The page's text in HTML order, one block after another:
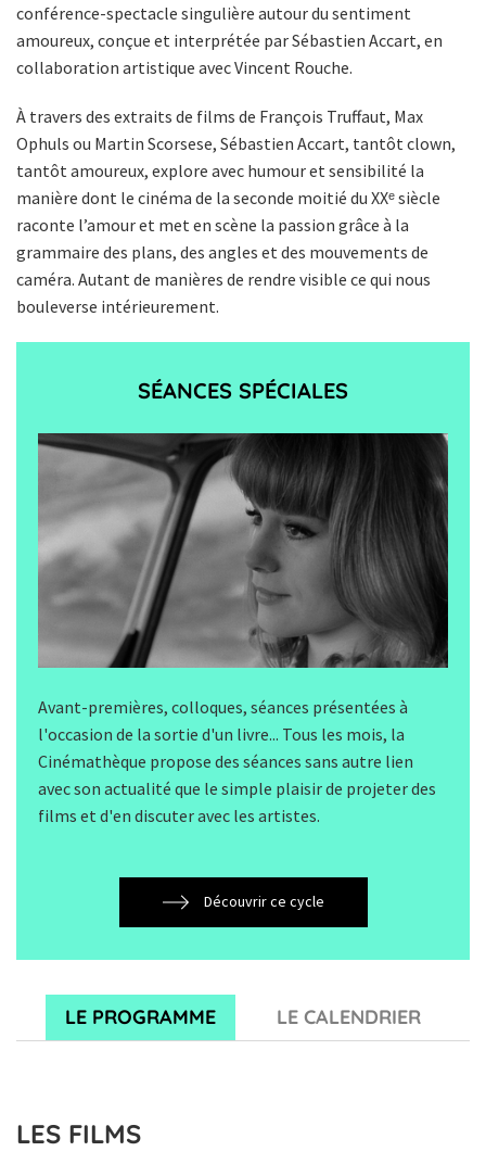
conférence-spectacle singulière autour du sentiment
amoureux, conçue et interprétée par Sébastien Accart, en
collaboration artistique avec Vincent Rouche.
À travers des extraits de films de François Truffaut, Max
Ophuls ou Martin Scorsese, Sébastien Accart, tantôt clown,
tantôt amoureux, explore avec humour et sensibilité la
manière dont le cinéma de la seconde moitié du XXᵉ siècle
raconte l’amour et met en scène la passion grâce à la
grammaire des plans, des angles et des mouvements de
caméra. Autant de manières de rendre visible ce qui nous
bouleverse intérieurement.
SÉANCES SPÉCIALES
Avant-premières, colloques, séances présentées à
l'occasion de la sortie d'un livre... Tous les mois, la
Cinémathèque propose des séances sans autre lien
avec son actualité que le simple plaisir de projeter des
films et d'en discuter avec les artistes.
Découvrir ce cycle
LE PROGRAMME LE CALENDRIER
LES FILMS